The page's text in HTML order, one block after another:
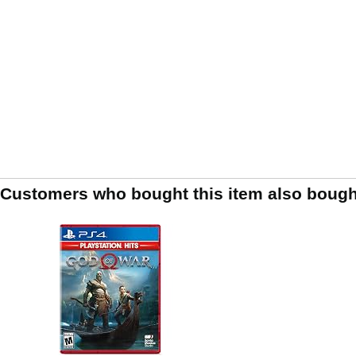
Customers who bought this item also